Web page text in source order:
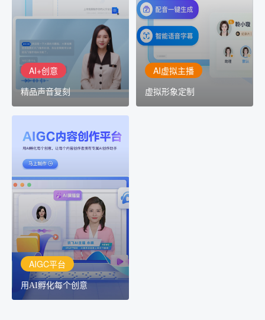
AI+创意
精品声音复刻
AI+创意：AIGC 能力集中
展示窗口，体验 AIGC 给
生活和生产带来的改变
AI虚拟主播
虚拟形象定制
讯飞智作：让每一个内容
创作者高效生产灵活定制
AIGC平台
用AI孵化每个创意
AIGC平台
用AI孵化每个创意
讯飞AIGC平台：让每个创
作者都拥有自己的专注AI
创作助手